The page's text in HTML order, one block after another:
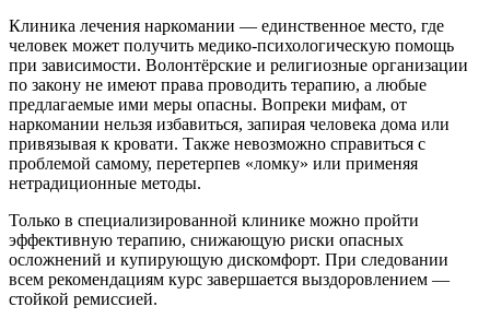
Клиника лечения наркомании — единственное место, где
человек может получить медико-психологическую помощь
при зависимости. Волонтёрские и религиозные организации
по закону не имеют права проводить терапию, а любые
предлагаемые ими меры опасны. Вопреки мифам, от
наркомании нельзя избавиться, запирая человека дома или
привязывая к кровати. Также невозможно справиться с
проблемой самому, перетерпев «ломку» или применяя
нетрадиционные методы.
Только в специализированной клинике можно пройти
эффективную терапию, снижающую риски опасных
осложнений и купирующую дискомфорт. При следовании
всем рекомендациям курс завершается выздоровлением —
стойкой ремиссией.